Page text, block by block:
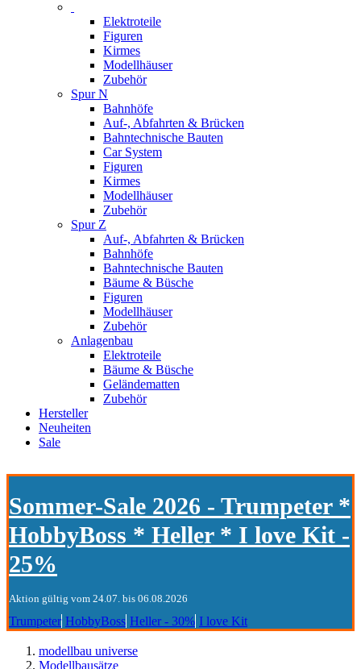
Elektroteile
Figuren
Kirmes
Modellhäuser
Zubehör
Spur N
Bahnhöfe
Auf-, Abfahrten & Brücken
Bahntechnische Bauten
Car System
Figuren
Kirmes
Modellhäuser
Zubehör
Spur Z
Auf-, Abfahrten & Brücken
Bahnhöfe
Bahntechnische Bauten
Bäume & Büsche
Figuren
Modellhäuser
Zubehör
Anlagenbau
Elektroteile
Bäume & Büsche
Geländematten
Zubehör
Hersteller
Neuheiten
Sale
Sommer-Sale 2026 - Trumpeter *
HobbyBoss * Heller * I love Kit -
25%
Aktion gültig vom 24.07. bis 06.08.2026
Trumpeter HobbyBoss Heller - 30% I love Kit
modellbau universe
Modellbausätze